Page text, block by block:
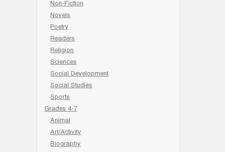
Non-Fiction
Novels
Poetry
Readers
Religion
Sciences
Social Development
Social Studies
Sports
Grades 4-7
Animal
Art/Activity
Biography